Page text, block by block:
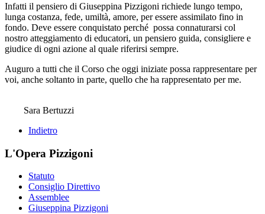
Infatti il pensiero di Giuseppina Pizzigoni richiede lungo tempo,
lunga costanza, fede, umiltà, amore, per essere assimilato fino in
fondo. Deve essere conquistato perché possa connaturarsi col
nostro atteggiamento di educatori, un pensiero guida, consigliere e
giudice di ogni azione al quale riferirsi sempre.
Auguro a tutti che il Corso che oggi iniziate possa rappresentare per
voi, anche soltanto in parte, quello che ha rappresentato per me.
Sara Bertuzzi
Indietro
L'Opera Pizzigoni
Statuto
Consiglio Direttivo
Assemblee
Giuseppina Pizzigoni